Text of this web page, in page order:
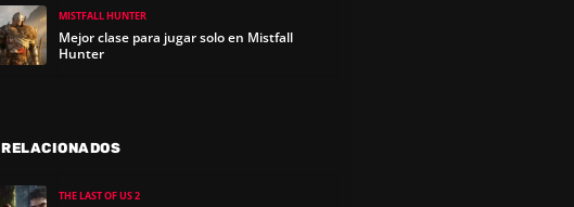
MISTFALL HUNTER
Mejor clase para jugar solo en Mistfall
Hunter
RELACIONADOS
THE LAST OF US 2